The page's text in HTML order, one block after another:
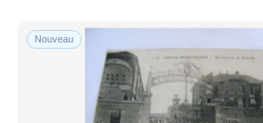
Uniquement en réduction
Livraison gratuite
Méthodes de paiement
PayPal
Nouveau